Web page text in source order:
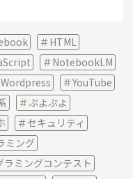
HTML
NotebookLM
Wordpress
YouTube
ぷよぷよ
セキュリティ
ミング
ラミングコンテスト